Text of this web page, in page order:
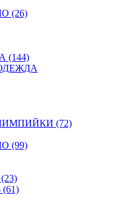
(26)
(144)
(72)
(99)